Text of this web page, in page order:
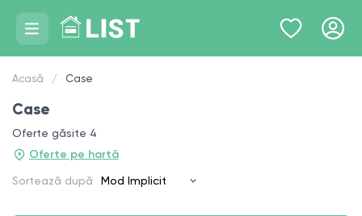
Acasă Case
Case
Oferte găsite 4
Oferte pe hartă
Sortează după